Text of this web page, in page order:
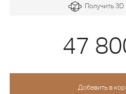
Получить 3D
47